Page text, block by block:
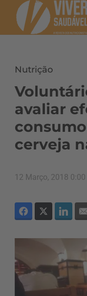
Nutrição
avaliar
cerveja
12 Março, 2018 0:00